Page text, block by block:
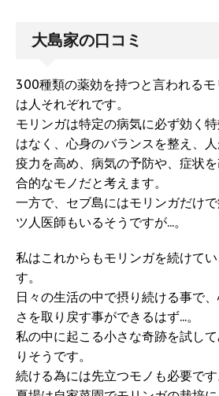
大島家の口コミ
300種類の薬効を持つと言われる
は人それぞれです。
モリンガは特定の病気に必ず効く
はなく、心身のバランスを整え、
疫力を高め、病気の予防や、症状
合的なモノだと考えます。
一方で、セブ島にはモリンガだけ
ツ人医師もいるそうですが...。
私はこれからもモリンガを続けて
す。
日々の生活の中で摂り続ける事で
さを取り戻す事ができるはず...。
私の中に起こる小さな奇跡を試し
りそうです。
続ける為には先立つモノも必要です